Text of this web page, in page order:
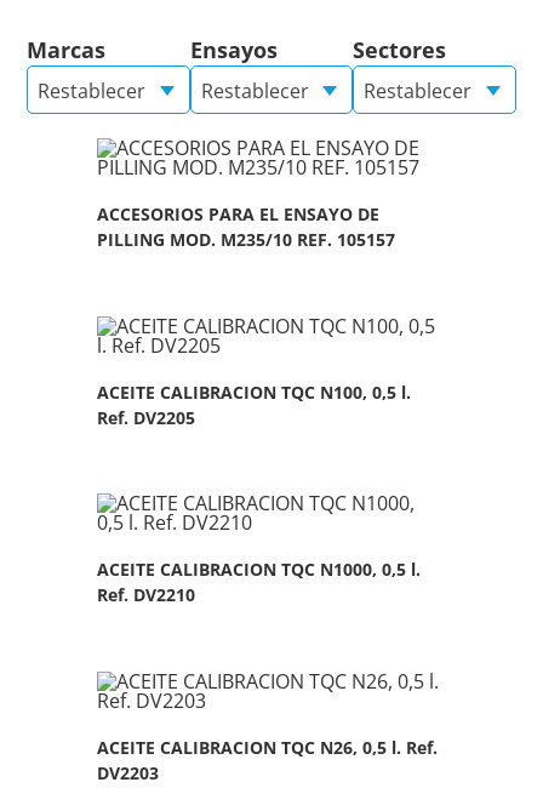
Marcas
Restablecer
Ensayos
Restablecer
Sectores
Restablecer
ACCESORIOS PARA EL ENSAYO DE
PILLING MOD. M235/10 REF. 105157
ACEITE CALIBRACION TQC N100, 0,5 l.
Ref. DV2205
ACEITE CALIBRACION TQC N1000, 0,5 l.
Ref. DV2210
ACEITE CALIBRACION TQC N26, 0,5 l. Ref.
DV2203